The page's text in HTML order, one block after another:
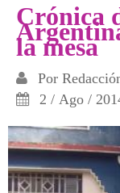
Crónica
la mesa
Por
2 / Ago /